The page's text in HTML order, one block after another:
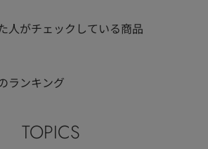
人がチェックしている商品
ランキング
TOPICS